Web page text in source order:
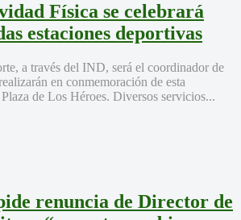
Física se celebrará
estaciones deportivas
a través del IND, será el coordinador de
en conmemoración de esta
de Los Héroes. Diversos servicios...
renuncia de Director de